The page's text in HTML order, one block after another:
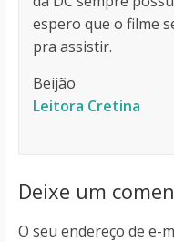
espero que o filme
pra assistir.
Beijão
Leitora Cretina
Deixe um
O seu endereço de e-